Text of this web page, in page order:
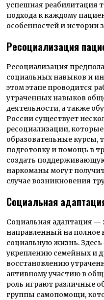
успешная реабилитация
подхода к каждому
особенностей и истории
Ресоциализация
Ресоциализация
социальных навыков и
этом этапе проводится
утраченных навыков
деятельности, а также
России существует
ресоциализации,
образовательные курсы,
подготовку и помощь в
создать
наркоманы могут
случае возникновения
Социальная
Социальная адаптация —
направленный на полное
социальную жизнь. Здесь
укреплению семейных и
восстановлению
активному участию в
роль играют различные
группы самопомощи,